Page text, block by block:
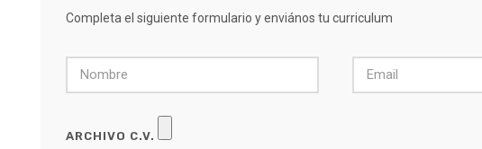
Completa el siguiente formulario y enviános tu curriculum
ARCHIVO C.V.